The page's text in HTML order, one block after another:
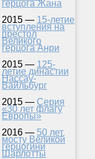
герцога Жана
2015 — 15-летие
вступления на
престол
Великого
герцога Анри
2015 — 125-
летие династии
Нассау-
Вайльбург
2015 — Серия
«30 лет флагу
Европы»
2016 — 50 лет
мосту Великой
герцогини
Шарлотты